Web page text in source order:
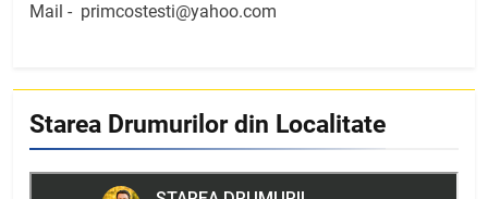
Mail - primcostesti@yahoo.com
Starea Drumurilor din Localitate